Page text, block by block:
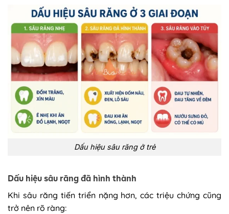
Dấu hiệu sâu răng ở trẻ
Dấu hiệu sâu răng đã hình thành
Khi sâu răng tiến triển nặng hơn, các triệu chứng cũng
trở nên rõ ràng: